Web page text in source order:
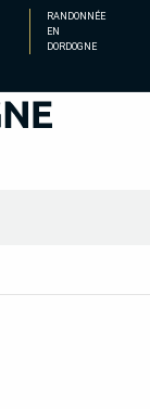
RANDONNÉE
EN
DORDOGNE